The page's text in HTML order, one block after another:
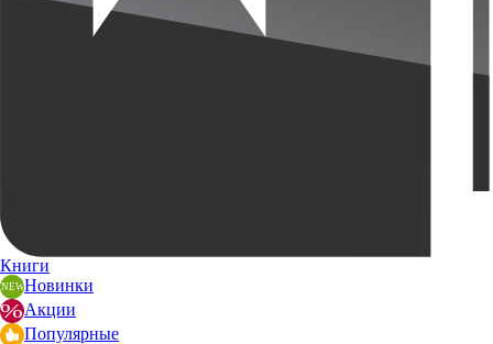
Книги
Новинки
Акции
Популярные